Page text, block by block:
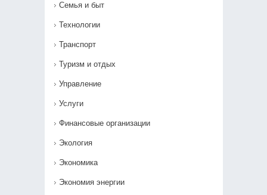
Семья и быт
Технологии
Транспорт
Туризм и отдых
Управление
Услуги
Финансовые организации
Экология
Экономика
Экономия энергии